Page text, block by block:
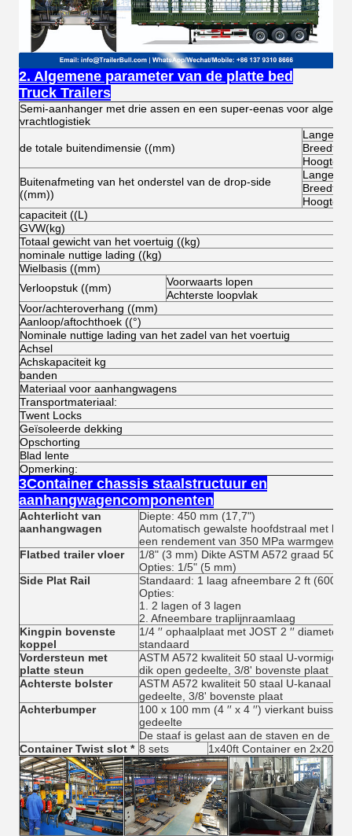
2. Algemene parameter van de platte bed
Truck Trailers
Semi-aanhanger met drie assen en een super-eenas voor
vrachtlogistiek
de totale buitendimensie ((mm)
Lange
Breedte
Hoogte
Buitenafmeting van het onderstel van de drop-side
((mm))
Lange
Breedte
Hoogte
capaciteit ((L)
GVW(kg)
Totaal gewicht van het voertuig ((kg)
nominale nuttige lading ((kg)
Wielbasis ((mm)
Verloopstuk ((mm)
Voorwaarts lopen
Achterste loopvlak
Voor/achteroverhang ((mm)
Aanloop/aftochthoek ((°)
Nominale nuttige lading van het zadel van het voertuig
Achsel
Achskapaciteit kg
banden
Materiaal voor aanhangwagens
Transportmateriaal:
Twent Locks
Geïsoleerde dekking
Opschorting
Blad lente
Opmerking:
3Container chassis staalstructuur en
aanhangwagencomponenten
Achterlicht van
aanhangwagen
Diepte: 450 mm (17,7")
Automatisch gewalste hoofdstraal met
een rendement van 350 MPa
Flatbed trailer vloer
1/8" (3 mm) Dikte ASTM A572 graad 50
Opties: 1/5" (5 mm)
Side Plat Rail
Standaard: 1 laag afneembare 2 ft (600
Opties:
1. 2 lagen of 3 lagen
2. Afneembare traplijnraamlaag
Kingpin bovenste
koppel
1/4 ′′ ophaalplaat met JOST 2 ′′
standaard
Vordersteun met
platte steun
ASTM A572 kwaliteit 50 staal U-vormige
dik open gedeelte, 3/8' bovenste plaat
Achterste bolster
ASTM A572 kwaliteit 50 staal U-kanaal
gedeelte, 3/8' bovenste plaat
Achterbumper
100 x 100 mm (4 ′′ x 4 ′′) vierkant
gedeelte
De staaf is gelast aan de staven en de
Container Twist slot * 8 sets 1x40ft Container en 2x20ft